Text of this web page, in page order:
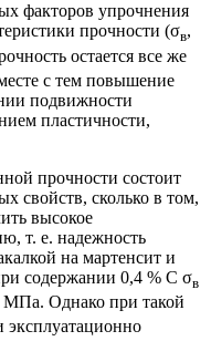
факторов упрочнения
прочности (σв,
остается все же
с тем повышение
подвижности
пластичности,
прочности состоит
свойств, сколько в том,
высокое
т. е. надежность
на мартенсит и
содержании 0,4 % С σв
МПа. Однако при такой